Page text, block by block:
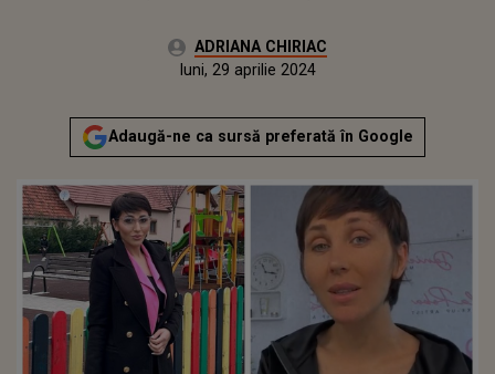
Autor:ADRIANA CHIRIAC
Actualizat:
luni, 29 aprilie 2024
Adaugă-ne ca sursă preferată în Google